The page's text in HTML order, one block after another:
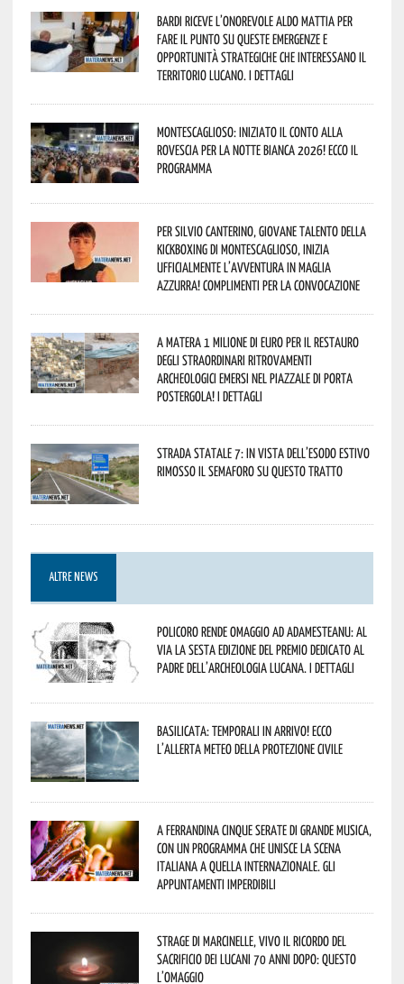
Bardi riceve l’onorevole Aldo Mattia per
fare il punto su queste emergenze e
opportunità strategiche che interessano il
territorio lucano. I dettagli
Montescaglioso: iniziato il conto alla
rovescia per la Notte Bianca 2026! Ecco il
programma
Per Silvio Canterino, giovane talento della
kickboxing di Montescaglioso, inizia
ufficialmente l’avventura in maglia
azzurra! Complimenti per la convocazione
A Matera 1 milione di euro per il restauro
degli straordinari ritrovamenti
archeologici emersi nel piazzale di Porta
Postergola! I dettagli
Strada statale 7: in vista dell’esodo estivo
rimosso il semaforo su questo tratto
ALTRE NEWS
Policoro rende omaggio ad Adamesteanu: al
via la sesta edizione del Premio dedicato al
padre dell’archeologia lucana. I dettagli
Basilicata: temporali in arrivo! Ecco
l’allerta meteo della Protezione civile
A Ferrandina cinque serate di grande musica,
con un programma che unisce la scena
italiana a quella internazionale. Gli
appuntamenti imperdibili
Strage di Marcinelle, vivo il ricordo del
sacrificio dei lucani 70 anni dopo: questo
l’omaggio